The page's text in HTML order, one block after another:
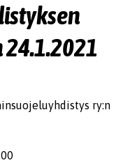
ry:n